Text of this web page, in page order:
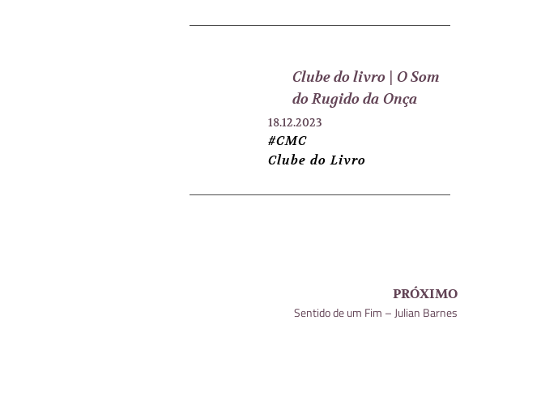
Clube do livro | O Som
do Rugido da Onça
18.12.2023
#CMC
Clube do Livro
PRÓXIMO
Sentido de um Fim – Julian Barnes